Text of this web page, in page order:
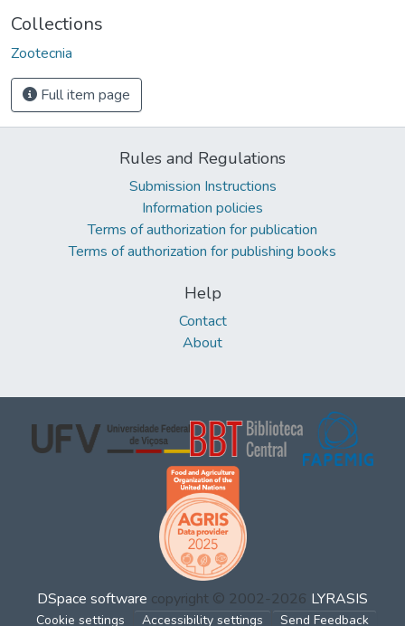
Collections
Zootecnia
Full item page
Rules and Regulations
Submission Instructions
Information policies
Terms of authorization for publication
Terms of authorization for publishing books
Help
Contact
About
DSpace software copyright © 2002-2026 LYRASIS
Cookie settings Accessibility settings Send Feedback